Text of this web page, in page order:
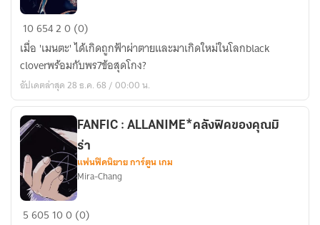
(Fic
Black
Clover)
เกิด
ใหม่
เป็น
อัส
ต้า
1065420 (0)
เมื่อ 'เมนตะ' ได้เกิดถูกฟ้าผ่าตายและมาเกิดใหม่ในโลกblack
cloverพร้อมกับพร7ข้อสุดโกง?
อัปเดตล่าสุด 28 ธ.ค. 68 / 00:00 น.
FANFIC
FANFIC : ALLANIME*คลังฟิคของคุณมิ
ร่า
แฟนฟิคนิยาย การ์ตูน เกม
Mira-Chang
5605 100 (0)